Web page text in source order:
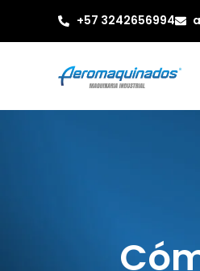
+57 3242656994